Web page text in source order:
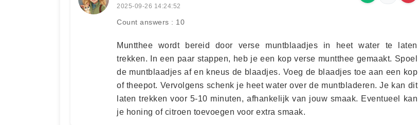
2025-09-26 14:24:52
Count answers : 10
Muntthee wordt bereid door verse muntblaadjes in heet water te laten
trekken. In een paar stappen, heb je een kop verse muntthee gemaakt. Spoel
de muntblaadjes af en kneus de blaadjes. Voeg de blaadjes toe aan een kop
of theepot. Vervolgens schenk je heet water over de muntbladeren. Je kan dit
laten trekken voor 5-10 minuten, afhankelijk van jouw smaak. Eventueel kan
je honing of citroen toevoegen voor extra smaak.